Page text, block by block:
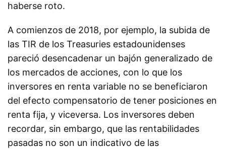
haberse roto.
A comienzos de 2018, por ejemplo, la subida de
las TIR de los Treasuries estadounidenses
pareció desencadenar un bajón generalizado de
los mercados de acciones, con lo que los
inversores en renta variable no se beneficiaron
del efecto compensatorio de tener posiciones en
renta fija, y viceversa. Los inversores deben
recordar, sin embargo, que las rentabilidades
pasadas no son un indicativo de las